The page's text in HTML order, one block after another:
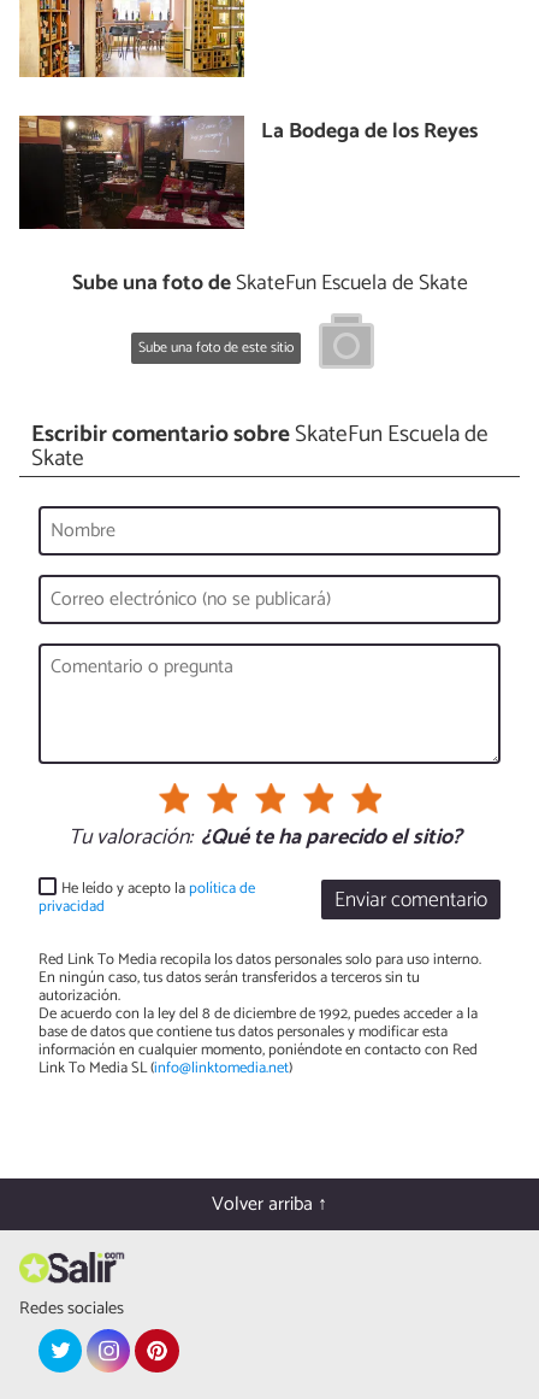
La Bodega de los Reyes
Sube una foto deSkateFun Escuela de Skate
Sube una foto de este sitio
Escribir comentario sobreSkateFun Escuela de
Skate
Tu valoración: ¿Qué te ha parecido el sitio?
Enviar comentario
He leído y acepto lapolítica de
privacidad
Red Link To Media recopila los datos personales solo para uso interno.
En ningún caso, tus datos serán transferidos a terceros sin tu
autorización.
De acuerdo con la ley del 8 de diciembre de 1992, puedes acceder a la
base de datos que contiene tus datos personales y modificar esta
información en cualquier momento, poniéndote en contacto con Red
Link To Media SL (info@linktomedia.net)
Volver arriba ↑
Redes sociales